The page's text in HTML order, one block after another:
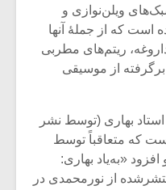
ویلن‌نوازی و
است که از جملۀ آنها
ریتم‌های مطربی
برگرفته از موسیقی
بهاری (توسط نشر
که متعاقباً توسط
«به‌یاد بهاری:
از نورمحمدی در